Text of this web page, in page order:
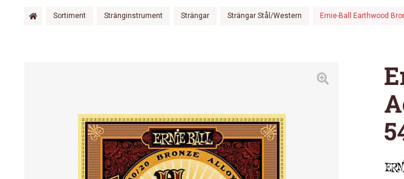
Sortiment Stränginstrument Strängar Strängar Stål/Western Ernie-Ball Earthwood